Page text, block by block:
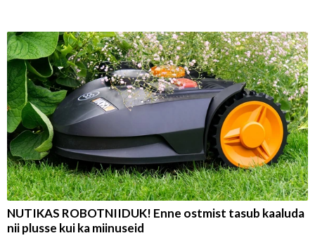
NUTIKAS ROBOTNIIDUK! Enne ostmist tasub kaaluda
nii plusse kui ka miinuseid